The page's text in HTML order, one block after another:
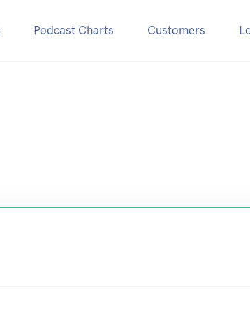
Podcast Charts Customers